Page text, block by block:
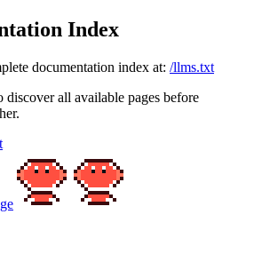
Index
documentation index at: /llms.txt
discover all available pages before